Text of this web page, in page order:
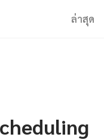
ล่าสุด